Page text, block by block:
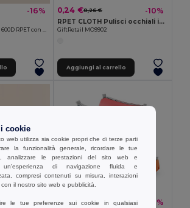
-16%
Astuccio in Poliestere 600D RPET con Cordino Sportivo MARIE
0,24 €0,26 € -10%
RPET CLOTH Pulisci occhiali in RPET
GiftRetail MO9902
Aggiungi al carrello
-22% 1,43 €1,55 € -8%
cookie
web utilizza sia cookie propri che di terze parti
la funzionalità generale, ricordare le tue
analizzare le prestazioni del sito web e
un'esperienza di navigazione fluida e
compresi contenuti su misura, interazioni
il nostro sito web e pubblicità.
le tue preferenze sui cookie in qualsiasi